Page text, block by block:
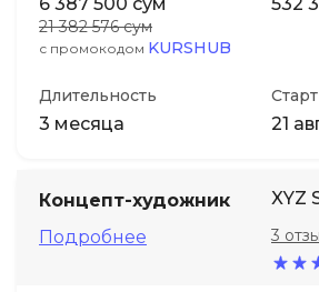
21 382 576 сум
с промокодом KURSHUB
Длительность
3 месяца
Старт
21
Концепт-художник
Подробнее
XYZ
3